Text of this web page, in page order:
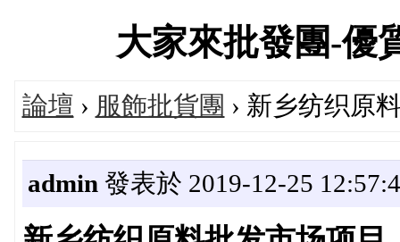
大家來批發團-優
論壇 › 服飾批貨團 › 新乡纺织原
admin 發表於 2019-12-25